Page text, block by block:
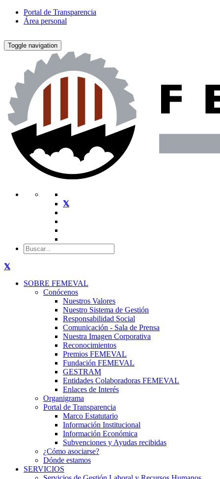
Portal de Transparencia
Área personal
Toggle navigation
SOBRE FEMEVAL
Conócenos
Nuestros Valores
Nuestro Sistema de Gestión
Responsabilidad Social
Comunicación - Sala de Prensa
Nuestra Imagen Corporativa
Reconocimientos
Premios FEMEVAL
Fundación FEMEVAL
GESTRAM
Entidades Colaboradoras FEMEVAL
Enlaces de Interés
Organigrama
Portal de Transparencia
Marco Estatutario
Información Institucional
Información Económica
Subvenciones y Ayudas recibidas
¿Cómo asociarse?
Dónde estamos
SERVICIOS